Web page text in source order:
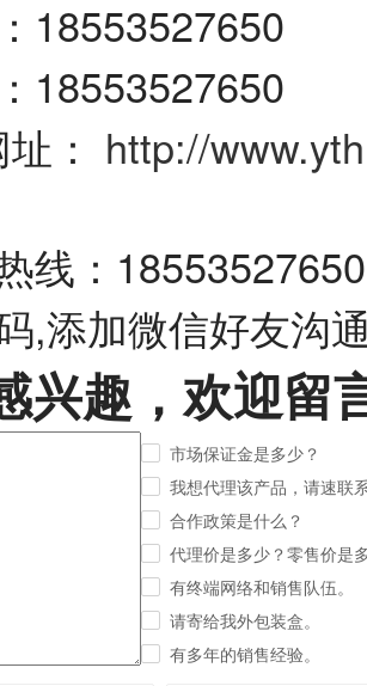
18553527650
18553527650
： http://
线：18553527650
,添加微信好友沟
兴趣，欢迎留
市场保证金是多少？
我想代理该产品，请速联
合作政策是什么？
代理价是多少？零售价是
有终端网络和销售队伍。
请寄给我外包装盒。
有多年的销售经验。